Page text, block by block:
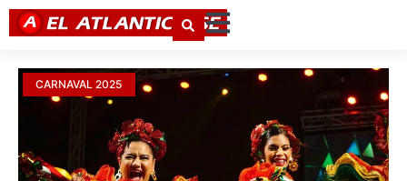
CARNAVAL 2025